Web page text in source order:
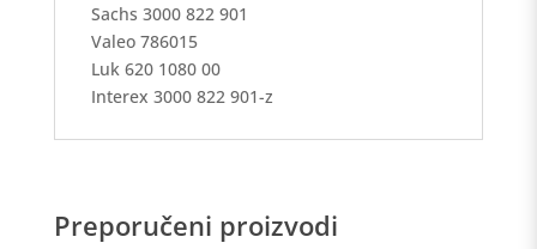
Sachs 3000 822 901
Valeo 786015
Luk 620 1080 00
Interex 3000 822 901-z
Preporučeni proizvodi